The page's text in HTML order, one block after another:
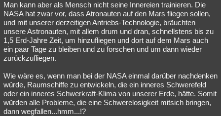
Man kann aber als Mensch nicht seine Innereien trainieren. Die
NASA hat zwar vor, dass Atronauten auf den Mars fliegen sollen,
und mit unserer derzeitigen Antriebs-Technologie, bräuchten
unsere Astronauten, mit allem drum und dran, schnellstens bis zu
1,5 Erd-Jahre Zeit, um hinzufliegen und dort auf dem Mars auch
ein paar Tage zu bleiben und zu forschen und um dann wieder
zurückzufliegen.
Wie wäre es, wenn man bei der NASA einmal darüber nachdenken
würde, Raumschiffe zu entwickeln, die ein inneres Schwerefeld
oder ein inneres Schwerkraft-Klima von unserer Erde, hätte. Somit
würden alle Probleme, die eine Schwerelosigkeit mitsich bringen,
dann wegfallen...hmm...!?